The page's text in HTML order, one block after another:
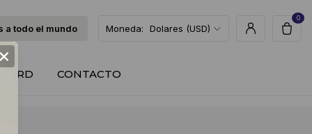
a todo el mundo Moneda: Dolares (USD)
0
CARD CONTACTO
×